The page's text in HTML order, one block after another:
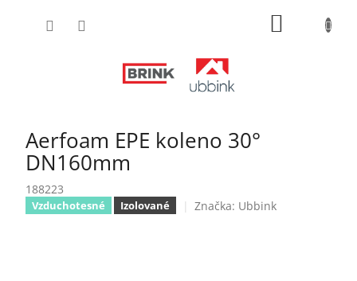
Aerfoam EPE koleno 30°
DN160mm
188223
Vzduchotesné Izolované Značka: Ubbink